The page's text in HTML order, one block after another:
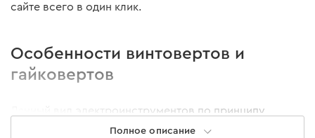
сайте всего в один клик.
Особенности винтовертов и
гайковертов
Данный вид электроинструментов по принципу
действия и основному функционалу напоминает
Полное описание